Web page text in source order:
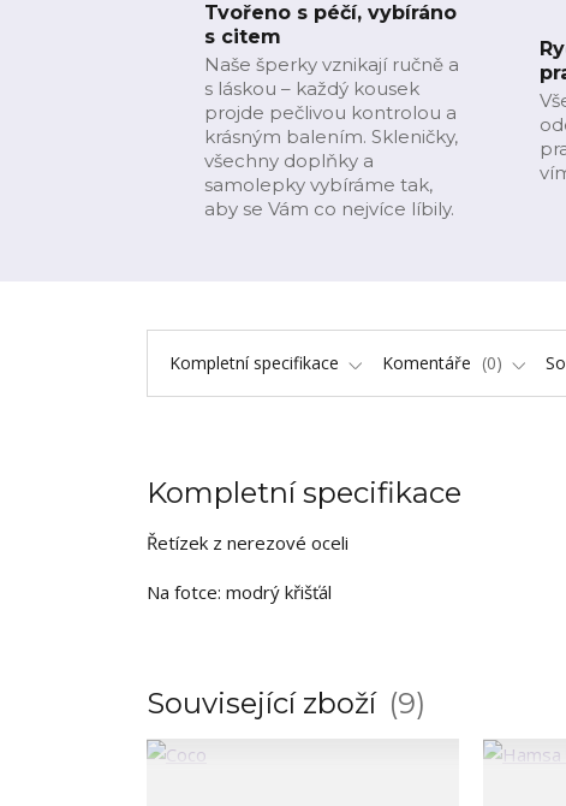
Tvořeno s péčí, vybíráno
s citem
Naše šperky vznikají ručně a
s láskou – každý kousek
projde pečlivou kontrolou a
krásným balením. Skleničky,
všechny doplňky a
samolepky vybíráme tak,
aby se Vám co nejvíce líbily.
Kompletní specifikace Komentáře 0
Kompletní specifikace
Řetízek z nerezové oceli
Na fotce: modrý křišťál
Související zboží 9